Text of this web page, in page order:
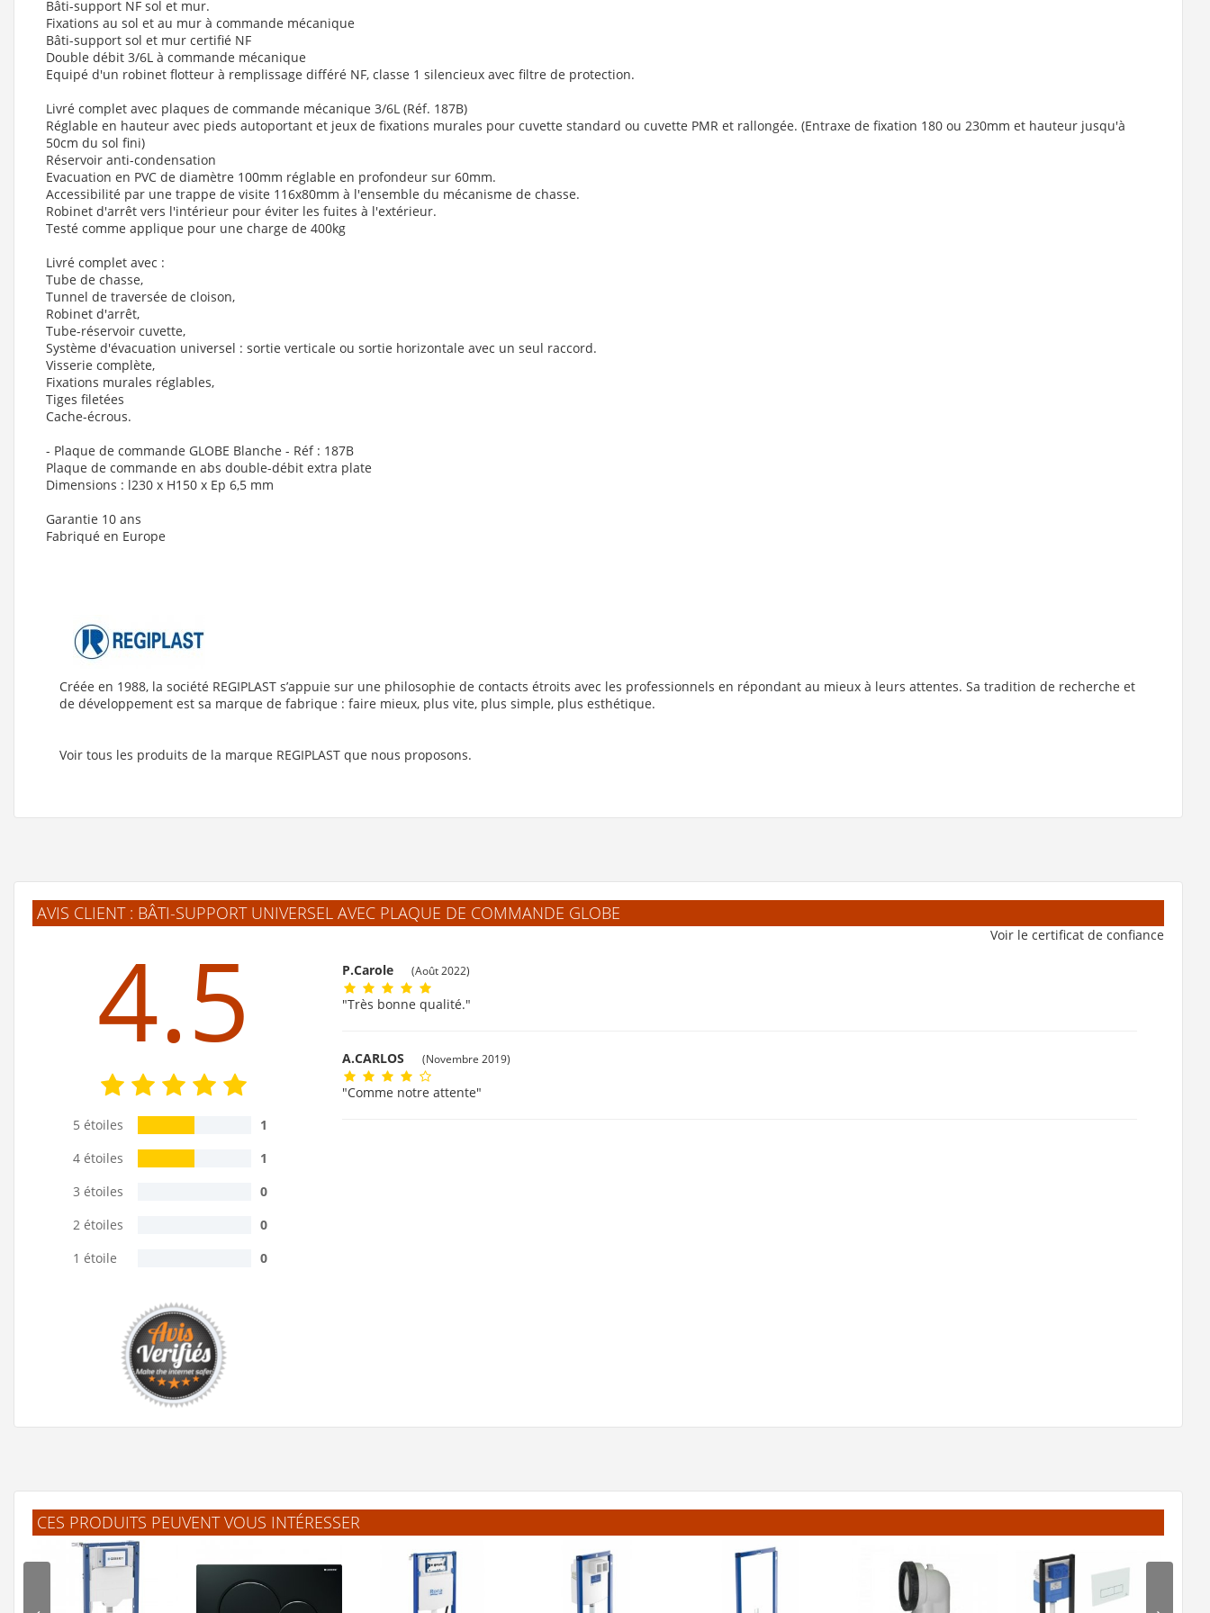
Bâti-support NF sol et mur.
Fixations au sol et au mur à commande mécanique
Bâti-support sol et mur certifié NF
Double débit 3/6L à commande mécanique
Equipé d'un robinet flotteur à remplissage différé NF, classe 1 silencieux avec filtre de protection.
Livré complet avec plaques de commande mécanique 3/6L (Réf. 187B)
Réglable en hauteur avec pieds autoportant et jeux de fixations murales pour cuvette standard ou cuvette PMR et rallongée. (Entraxe de fixation 180 ou 230mm et hauteur jusqu'à
50cm du sol fini)
Réservoir anti-condensation
Evacuation en PVC de diamètre 100mm réglable en profondeur sur 60mm.
Accessibilité par une trappe de visite 116x80mm à l'ensemble du mécanisme de chasse.
Robinet d'arrêt vers l'intérieur pour éviter les fuites à l'extérieur.
Testé comme applique pour une charge de 400kg
Livré complet avec :
Tube de chasse,
Tunnel de traversée de cloison,
Robinet d'arrêt,
Tube-réservoir cuvette,
Système d'évacuation universel : sortie verticale ou sortie horizontale avec un seul raccord.
Visserie complète,
Fixations murales réglables,
Tiges filetées
Cache-écrous.
- Plaque de commande GLOBE Blanche - Réf : 187B
Plaque de commande en abs double-débit extra plate
Dimensions : l230 x H150 x Ep 6,5 mm
Garantie 10 ans
Fabriqué en Europe
Créée en 1988, la société REGIPLAST s’appuie sur une philosophie de contacts étroits avec les professionnels en répondant au mieux à leurs attentes. Sa tradition de recherche et
de développement est sa marque de fabrique : faire mieux, plus vite, plus simple, plus esthétique.
Voir tous les produits de la marque REGIPLAST que nous proposons.
AVIS CLIENT : BÂTI-SUPPORT UNIVERSEL AVEC PLAQUE DE COMMANDE GLOBE
Voir le certificat de confiance
4.5
5 étoiles
1
4 étoiles
1
3 étoiles
0
2 étoiles
0
1 étoile
0
P.Carole (Août 2022)
"Très bonne qualité."
A.CARLOS (Novembre 2019)
"Comme notre attente"
CES PRODUITS PEUVENT VOUS INTÉRESSER